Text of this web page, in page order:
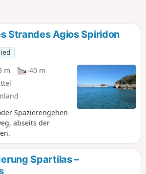
Strandes Agios Spiridon
m
-40 m
Spazierengehen
abseits der
Spartilas –